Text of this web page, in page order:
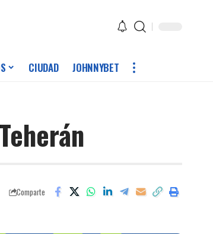
CIUDAD JOHNNYBET
Comparte